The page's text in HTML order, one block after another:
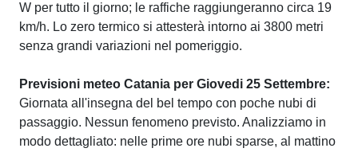
W per tutto il giorno; le raffiche raggiungeranno circa 19
km/h. Lo zero termico si attesterà intorno ai 3800 metri
senza grandi variazioni nel pomeriggio.
Previsioni meteo Catania per Giovedi 25 Settembre:
Giornata all'insegna del bel tempo con poche nubi di
passaggio. Nessun fenomeno previsto. Analizziamo in
modo dettagliato: nelle prime ore nubi sparse, al mattino